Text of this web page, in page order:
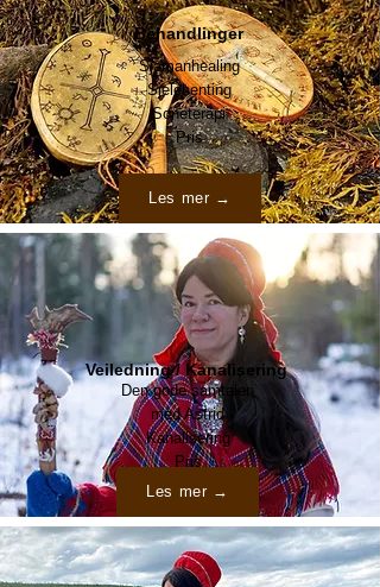
Behandlinger
Sjamanhealing
Sjelehenting
Soneterapi
Pris
Les mer →
Veiledning / Kanalisering
Den gode samtalen
med Astrid
Kanalisering
Pris
Les mer →